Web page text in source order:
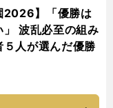
2026】「優勝は
」 波乱必至の組み
人が選んだ優勝